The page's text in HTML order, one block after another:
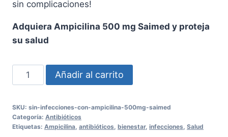
sin complicaciones!
Adquiera Ampicilina 500 mg Saimed y proteja
su salud
Ampicilina
500
Saimed
Cápsulas
Añadir al carrito
SKU: sin-infecciones-con-ampicilina-500mg-saimed
Categoría: Antibióticos
Etiquetas: Ampicilina antibióticos bienestar, infecciones Salud